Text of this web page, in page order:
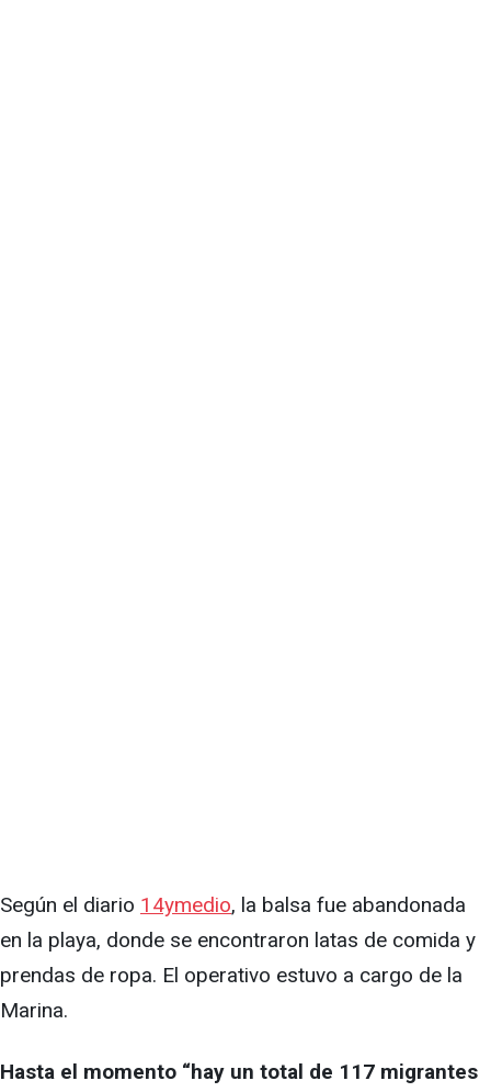
Según el diario 14ymedio, la balsa fue abandonada
en la playa, donde se encontraron latas de comida y
prendas de ropa. El operativo estuvo a cargo de la
Marina.
Hasta el momento “hay un total de 117 migrantes